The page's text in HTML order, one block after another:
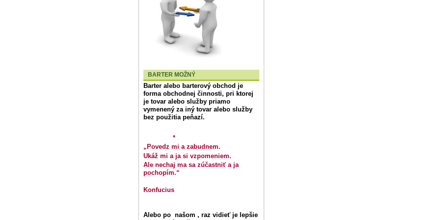
BARTER MOŽNÝ
Barter alebo barterový obchod je
forma obchodnej činnosti, pri ktorej
je tovar alebo služby priamo
vymenený za iný tovar alebo služby
bez použitia peňazí.
*
„Povedz mi a zabudnem.
Ukáž mi a ja si vzpomeniem.
Ale nechaj ma sa zúčastniť a ja
pochopím.“
Konfucius
Alebo po našom , raz vidieť je lepšie